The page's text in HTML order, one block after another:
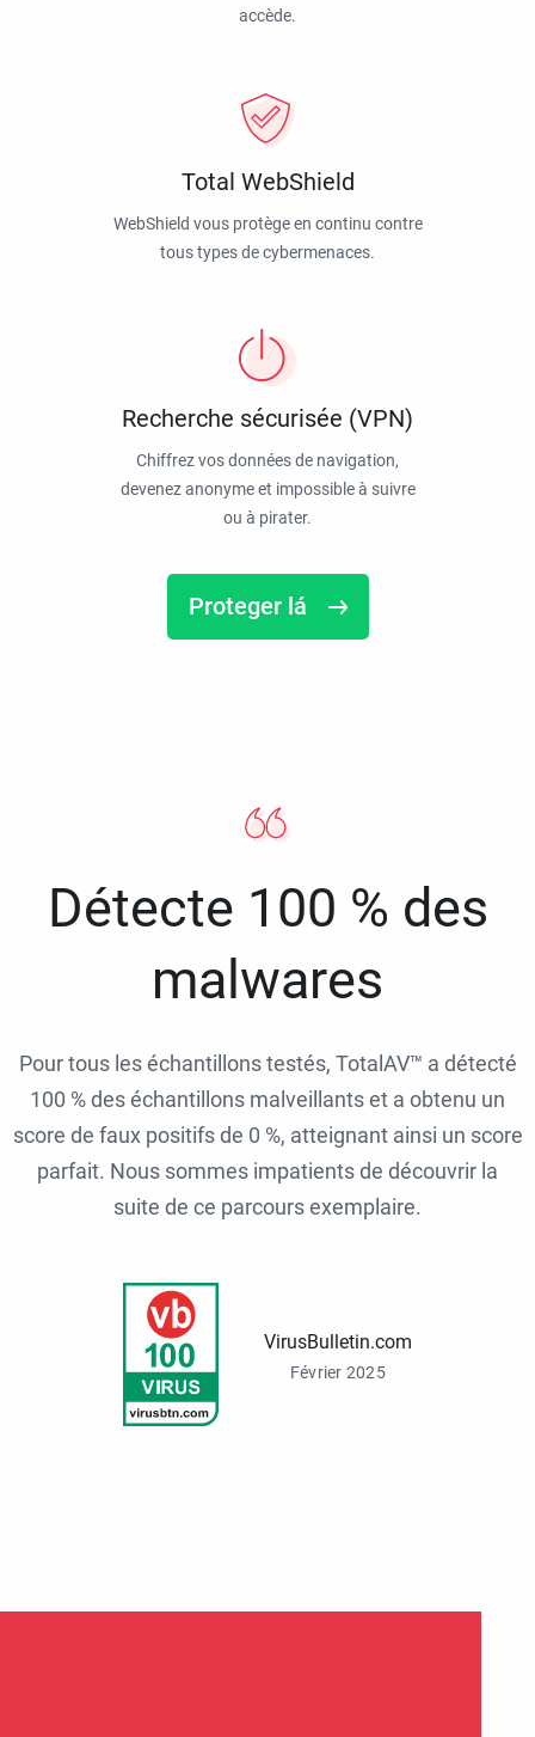
accède.
Total WebShield
WebShield vous protège en continu contre
tous types de cybermenaces.
Recherche sécurisée (VPN)
Chiffrez vos données de navigation,
devenez anonyme et impossible à suivre
ou à pirater.
Proteger lá
Détecte 100 % des
malwares
Pour tous les échantillons testés, TotalAV™ a détecté
100 % des échantillons malveillants et a obtenu un
score de faux positifs de 0 %, atteignant ainsi un score
parfait. Nous sommes impatients de découvrir la
suite de ce parcours exemplaire.
VirusBulletin.com
Février 2025